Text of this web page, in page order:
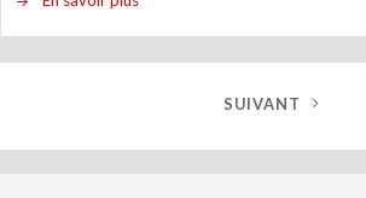
SUIVANT